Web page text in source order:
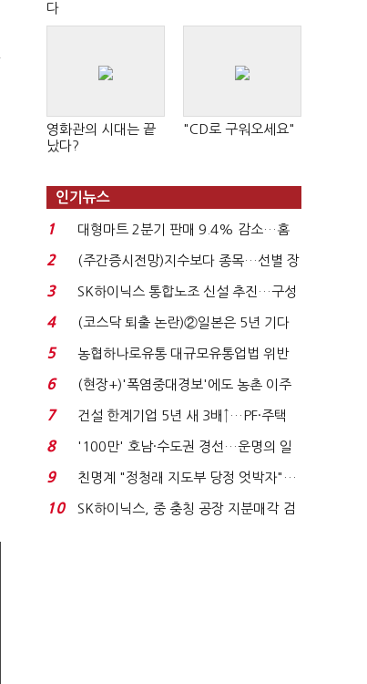
다
영화관의 시대는 끝
났다?
"CD로 구워오세요"
인기뉴스
1
대형마트 2분기 판매 9.4% 감소…홈
플러스 사태 여파...
2
(주간증시전망)지수보다 종목…선별 장
세 이어진다...
3
SK하이닉스 통합노조 신설 추진…구성
원 간 성과급 불...
4
(코스닥 퇴출 논란)②일본은 5년 기다
려주는데 우리는 ...
5
농협하나로유통 대규모유통업법 위반
적발…공정위, 과...
6
(현장+)'폭염중대경보'에도 농촌 이주
노동자는 강행군…'야...
7
건설 한계기업 5년 새 3배↑…PF·주택
침체에 재무 ...
8
'100만' 호남·수도권 경선…운명의 일
주일
9
친명계 "정청래 지도부 당정 엇박자"…
친청계 "신천지 오...
10
SK하이닉스, 중 충칭 공장 지분매각 검